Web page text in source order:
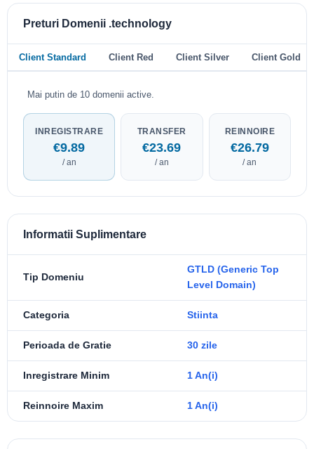
Preturi Domenii .technology
Client Standard Client Red Client Silver Client Gold
Mai putin de 10 domenii active.
INREGISTRARE
€9.89
/ an
TRANSFER
€23.69
/ an
REINNOIRE
€26.79
/ an
Informatii Suplimentare
Tip Domeniu
GTLD (Generic Top
Level Domain)
Categoria Stiinta
Perioada de Gratie 30 zile
Inregistrare Minim 1 An(i)
Reinnoire Maxim 1 An(i)